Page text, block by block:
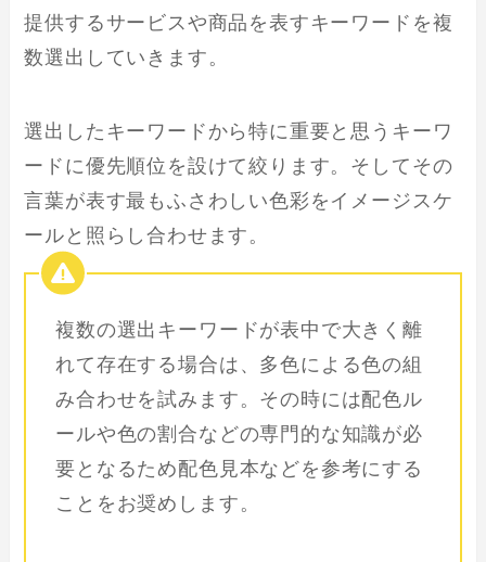
提供するサービスや商品を表すキーワードを複
数選出していきます。
選出したキーワードから特に重要と思うキーワ
ードに優先順位を設けて絞ります。そしてその
言葉が表す最もふさわしい色彩をイメージスケ
ールと照らし合わせます。
複数の選出キーワードが表中で大きく離
れて存在する場合は、多色による色の組
み合わせを試みます。その時には配色ル
ールや色の割合などの専門的な知識が必
要となるため配色見本などを参考にする
ことをお奨めします。